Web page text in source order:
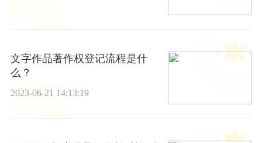
文字作品著作权登记流程是什
么？
2023-06-21 14:13:19